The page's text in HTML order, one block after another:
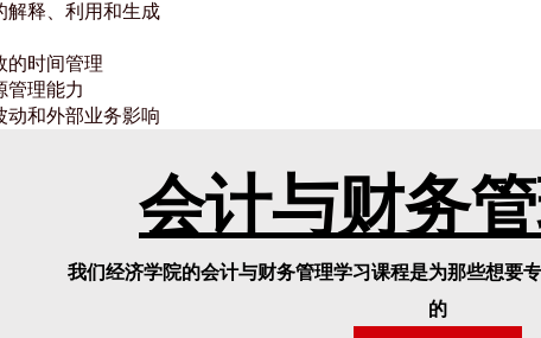
解释、利用和生成
的时间管理
管理能力
动和外部业务影响
会计与财务
我们经济学院的会计与财务管理学习课程是为那些想要
的